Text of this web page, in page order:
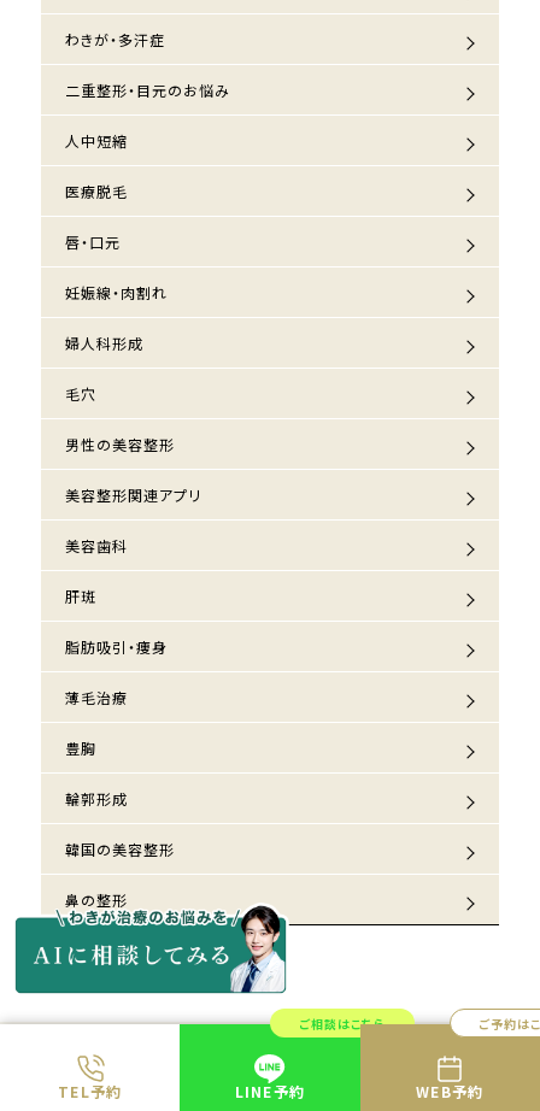
TEL予約
ご相談はこちら
LINE予約
ご予約は
WEB予約
わきが・多汗症
二重整形・目元のお悩み
人中短縮
医療脱毛
唇・口元
妊娠線・肉割れ
婦人科形成
毛穴
男性の美容整形
美容整形関連アプリ
美容歯科
肝斑
脂肪吸引・痩身
薄毛治療
豊胸
輪郭形成
韓国の美容整形
鼻の整形
共立美容外科では
医師が必ずカウンセリング